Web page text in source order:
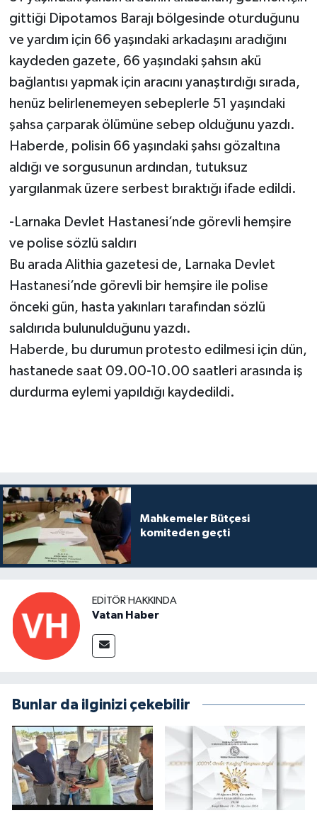
gittiği Dipotamos Barajı bölgesinde oturduğunu
ve yardım için 66 yaşındaki arkadaşını aradığını
kaydeden gazete, 66 yaşındaki şahsın akü
bağlantısı yapmak için aracını yanaştırdığı sırada,
henüz belirlenemeyen sebeplerle 51 yaşındaki
şahsa çarparak ölümüne sebep olduğunu yazdı.
Haberde, polisin 66 yaşındaki şahsı gözaltına
aldığı ve sorgusunun ardından, tutuksuz
yargılanmak üzere serbest bıraktığı ifade edildi.
-Larnaka Devlet Hastanesi’nde görevli hemşire
ve polise sözlü saldırı
Bu arada Alithia gazetesi de, Larnaka Devlet
Hastanesi’nde görevli bir hemşire ile polise
önceki gün, hasta yakınları tarafından sözlü
saldırıda bulunulduğunu yazdı.
Haberde, bu durumun protesto edilmesi için dün,
hastanede saat 09.00-10.00 saatleri arasında iş
durdurma eylemi yapıldığı kaydedildi.
Mahkemeler Bütçesi
komiteden geçti
EDITÖR HAKKINDA
Vatan Haber
Bunlar da ilginizi çekebilir